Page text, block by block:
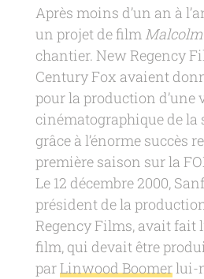
Après moins d’un an à
un projet de film Malcolm
chantier. New Regency
Century Fox avaient
pour la production d’une
cinématographique de la
grâce à l’énorme succès
première saison sur la
Le 12 décembre 2000,
président de la
Regency Films, avait fait
film, qui devait être
parLinwood Boomerlui-